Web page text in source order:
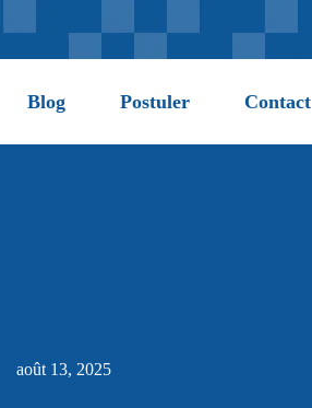
Blog Postuler Contact
août 13, 2025